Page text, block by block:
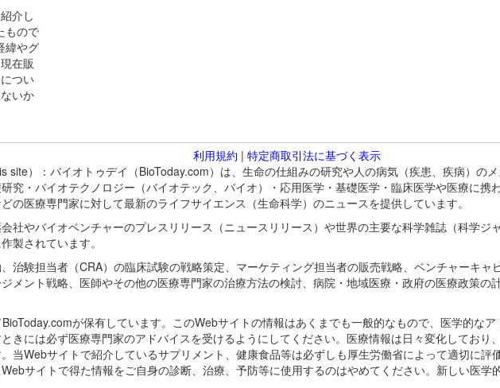
介し
もので
緯やグ
在販
つい
いか
利用規約 | 特定商取引法に基づく表示
site）：バイオトゥデイ（BioToday.com）は、生命の仕組みの研究や人の病気（疾患、疾病）の
究・バイオテクノロジー（バイオテック、バイオ）・応用医学・基礎医学・臨床医学や医療に携
の医療専門家に対して最新のライフサイエンス（生命科学）のニュースを提供しています。
社やバイオベンチャーのプレスリリース（ニュースリリース）や世界の主要な科学雑誌（科学ジ
製されています。
治験担当者（CRA）の臨床試験の戦略策定、マーケティング担当者の販売戦略、ベンチャーキャ
メント戦略、医師やその他の医療専門家の治療方法の検討、病院・地域医療・政府の医療政策の
が保有しています。このWebサイトの情報はあくまでも一般的なもので、医学的な
きには必ず医療専門家のアドバイスを受けるようにしてください。医療情報は日々変化してお
当Webサイトで紹介しているサプリメント、健康食品等は必ずしも厚生労働省によって適切に
サイトで得た情報をご自身の診断、治療、予防等に使用するのはやめてください。新しい医学